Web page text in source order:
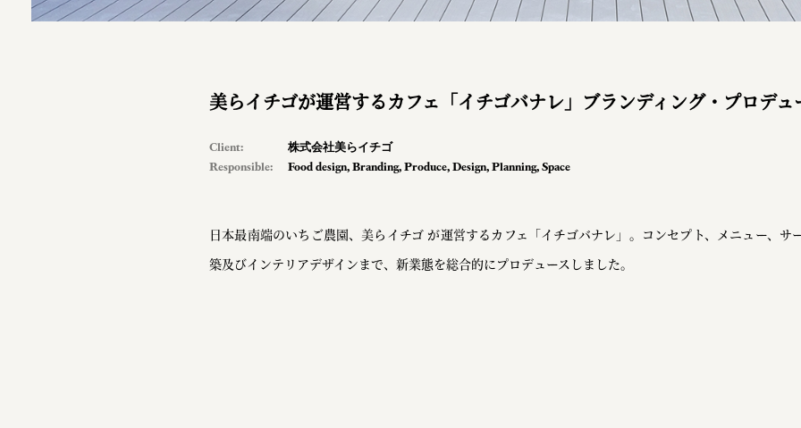
美らイチゴが運営するカフェ「イチゴバナレ」ブランディング・プロデュ
Client:
株式会社美らイチゴ
Responsible:
Food design,Branding,Produce,Design,Planning,Space
日本最南端のいちご農園、美らイチゴ が運営するカフェ「イチゴバナレ」。コンセプト、メニュー、サ
築及びインテリアデザインまで、新業態を総合的にプロデュースしました。